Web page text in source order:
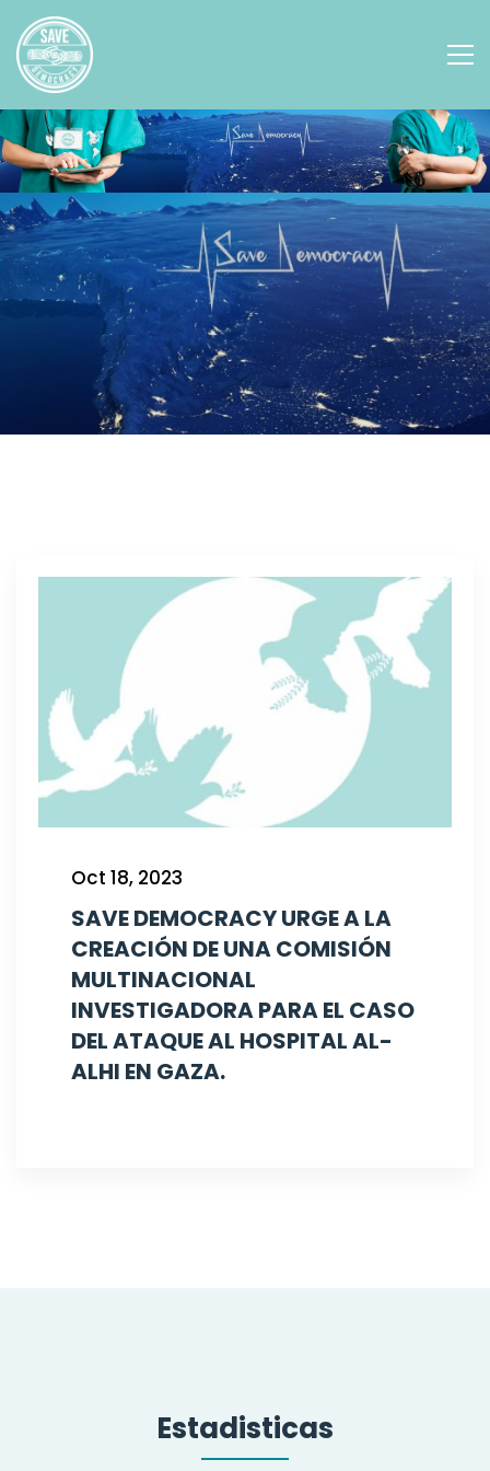
Oct 18, 2023
SAVE DEMOCRACY URGE A LA
CREACIÓN DE UNA COMISIÓN
MULTINACIONAL
INVESTIGADORA PARA EL CASO
DEL ATAQUE AL HOSPITAL AL-
ALHI EN GAZA.
Estadisticas